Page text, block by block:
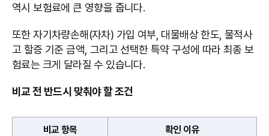
역시 보험료에 큰 영향을 줍니다.
또한 자기차량손해(자차) 가입 여부, 대물배상 한도, 물적사
고 할증 기준 금액, 그리고 선택한 특약 구성에 따라 최종 보
험료는 크게 달라질 수 있습니다.
비교 전 반드시 맞춰야 할 조건
비교 항목 확인 이유